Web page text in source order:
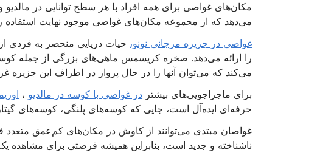
مکان‌های غواصی برای همه افراد با هر سطح توانایی در مالدیو
می‌دهد که از مجموعه مکان‌های غواصی موجود نهایت استفاده
غواصی در جزیره مرجانی نونو، حیات دریایی منحصر به فردی
را ارائه می‌دهد. صخره کریسمس ماهی‌های بزرگی از جمله
می‌کند که می‌توان آنها را در حال پرواز در اطراف این جزیره
برای ماجراجویی‌های بیشتر در غواصی با کوسه در مالدیو ،
حرفه‌ای ایده‌آل است، جایی که کوسه‌های پلنگی، کوسه‌های
غواصان مبتدی می‌توانند از کاوش در مکان‌های کم‌عمق متعدد
ناشناخته و جدید است، بنابراین همیشه فرصتی برای مشاهده یک